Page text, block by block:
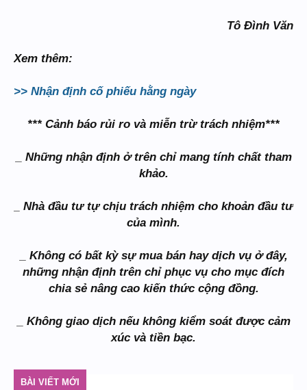
Tô Đình Văn
Xem thêm:
>> Nhận định cố phiếu hằng ngày
*** Cảnh báo rủi ro và miễn trừ trách nhiệm***
_ Những nhận định ở trên chỉ mang tính chất tham
khảo.
_ Nhà đầu tư tự chịu trách nhiệm cho khoản đầu tư
của mình.
_ Không có bất kỳ sự mua bán hay dịch vụ ở đây,
những nhận định trên chỉ phục vụ cho mục đích
chia sẻ nâng cao kiến thức cộng đồng.
_ Không giao dịch nếu không kiểm soát được cảm
xúc và tiền bạc.
BÀI VIẾT MỚI